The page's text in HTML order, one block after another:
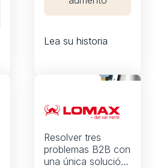
Lea su historia
Resolver tres
problemas B2B con
una única solución